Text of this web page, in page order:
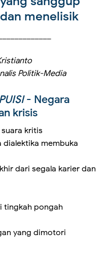
menelisik
Politik-Media
- Negara
krisis
kritis
dialektika membuka
dari segala karier dan
tingkah pongah
yang dimotori